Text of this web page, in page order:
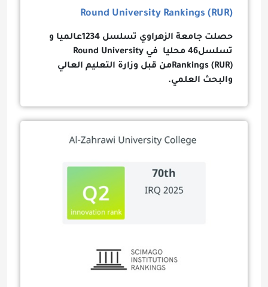
Round University Rankings (RUR)
حصلت جامعة الزهراوي تسلسل 1234عالميا و
تسلسل46 محليا في
Round University
Rankings (RUR)من قبل وزارة التعليم العالي
والبحث العلمي.